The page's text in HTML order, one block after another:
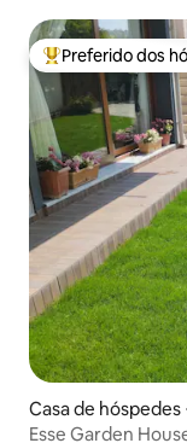
Entre os
Preferido dos
Casa de hóspedes
Esse Garden